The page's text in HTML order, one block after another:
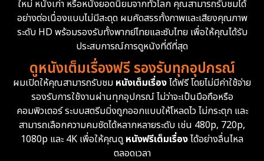
Documentary สารคดี 94
Drama ดราม่า
Dystopian 16
Emotional 61
Epic มหากาพย์ 219
ใหม่ หนังเก่า หรือหนังยอดนิยมจากทั่วโลก คุณสามารถรับชมได้
อย่างต่อเนื่องแบบไม่มีสะดุด ผมคัดสรรทั้งภาพและเสียงคุณภาพ
ระดับ HD พร้อมรองรับทั้งพากย์ไทยและซับไทย เพื่อให้คุณได้รับ
ประสบการณ์การดูหนังที่ดีที่สุด
ดูหนังเต็มเรื่องฟรี รองรับทุกอุปกรณ์
ผมเปิดให้คุณสามารถรับชม หนังเต็มเรื่องได้ฟรี โดยไม่มีค่าใช้จ่าย
รองรับการใช้งานผ่านทุกอุปกรณ์ ไม่ว่าจะเป็นมือถือหรือ
คอมพิวเตอร์ ระบบสตรีมมิ่งถูกออกแบบให้โหลดไว ไม่กระตุก และ
สามารถเลือกความคมชัดได้หลากหลายระดับ เช่น 480p, 720p,
1080p และ 4K เพื่อให้คุณดูหนังฟรีเต็มเรื่องได้อย่างลื่นไหล
ตลอดเวลา